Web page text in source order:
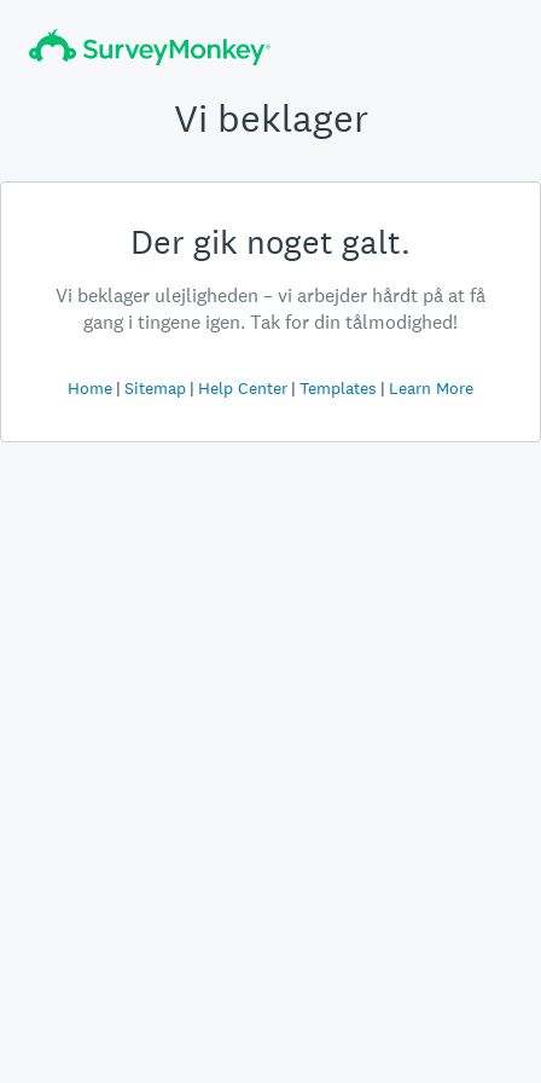
Vi beklager
Der gik noget galt.
Vi beklager ulejligheden – vi arbejder hårdt på at få
gang i tingene igen. Tak for din tålmodighed!
Home Sitemap Help Center Templates Learn More